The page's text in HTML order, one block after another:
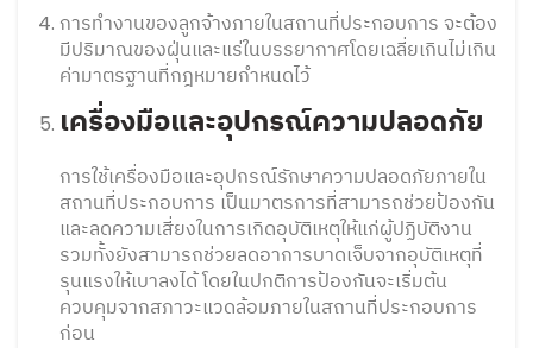
การทำงานของลูกจ้างภายในสถานที่ประกอบการ จะต้อง
มีปริมาณของฝุ่นและแร่ในบรรยากาศโดยเฉลี่ยเกินไม่เกิน
ค่ามาตรฐานที่กฎหมายกำหนดไว้
เครื่องมือและอุปกรณ์ความปลอดภัย
การใช้เครื่องมือและอุปกรณ์รักษาความปลอดภัยภายใน
สถานที่ประกอบการ เป็นมาตรการที่สามารถช่วยป้องกัน
และลดความเสี่ยงในการเกิดอุบัติเหตุให้แก่ผู้ปฏิบัติงาน
รวมทั้งยังสามารถช่วยลดอาการบาดเจ็บจากอุบัติเหตุที่
รุนแรงให้เบาลงได้ โดยในปกติการป้องกันจะเริ่มต้น
ควบคุมจากสภาวะแวดล้อมภายในสถานที่ประกอบการ
ก่อน